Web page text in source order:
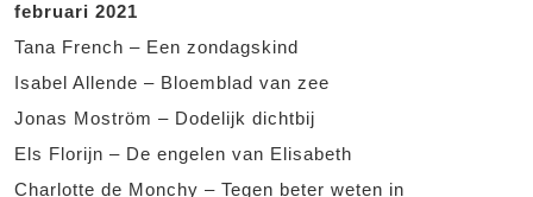
februari 2021
Tana French – Een zondagskind
Isabel Allende – Bloemblad van zee
Jonas Moström – Dodelijk dichtbij
Els Florijn – De engelen van Elisabeth
Charlotte de Monchy – Tegen beter weten in